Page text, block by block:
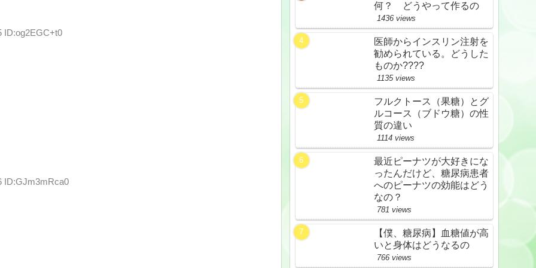
ID:og2EGC+t0
ID:GJm3mRca0
何？ どうやって作るの
1436 views
医師からインスリン注射を
勧められている。どうした
ものか????
1135 views
フルクトース（果糖）とグ
ルコース（ブドウ糖）の性
質の違い
1114 views
最近ピーナツが大好きにな
ったんだけど、糖尿病患者
へのピーナツの効能はどう
なの？
781 views
【僕、糖尿病】血糖値が高
いと身体はどうなるの
766 views